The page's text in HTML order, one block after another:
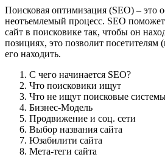
Поисковая оптимизация (SEO) – это
неотъемлемый процесс. SEO
сайт в поисковике так, чтобы он
позициях, это позволит посетителям
его находить.
С чего начинается SEO?
Что поисковики ищут
Что не ищут поисковые
Бизнес-Модель
Продвижение и соц. сети
Выбор названия сайта
Юзабилити сайта
Мета-теги сайта